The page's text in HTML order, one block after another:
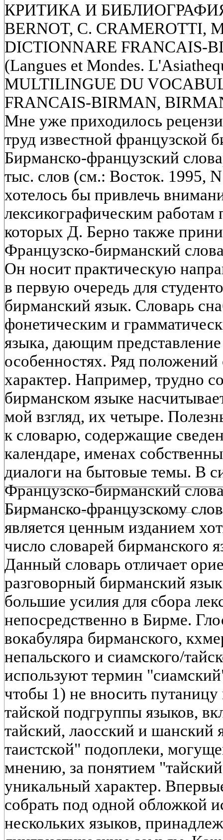
КРИТИКА И
BERNOT, С. CRAMEROTTI,
DICTIONNARE FRANCAIS-
(Langues et Mondes.
MULTILINGUE DU
FRANCAIS-BIRMAN,
Мне уже приходилось
труд известной французской
Бирманско-французский
тыс. слов (см.: Восток. 1995,
хотелось бы привлечь
лексикографическим работам
которых Д. Берно также
Французско-бирманский
Он носит практическую
в первую очередь для
бирманский язык. Словарь
фонетическим и
языка, дающим
особенностях. Ряд
характер. Например, трудно
бирманском языке
мой взгляд, их четыре.
к словарю, содержащие
календаре, именах
диалоги на бытовые темы. В
Французско-бирманский
Бирманско-французскому
является ценным изданием
число словарей бирманского
Данный словарь отличает
разговорный бирманский
большие усилия для сбора
непосредственно в Бирме.
вокабуляра бирманского,
непальского и сиамского/
используют термин
чтобы 1) не вносить путаницу
тайской подгруппы языков,
тайский, лаосский и шанский
таистской" подоплеки,
мнению, за понятием
уникальный характер.
собрать под одной обложкой
нескольких языков,